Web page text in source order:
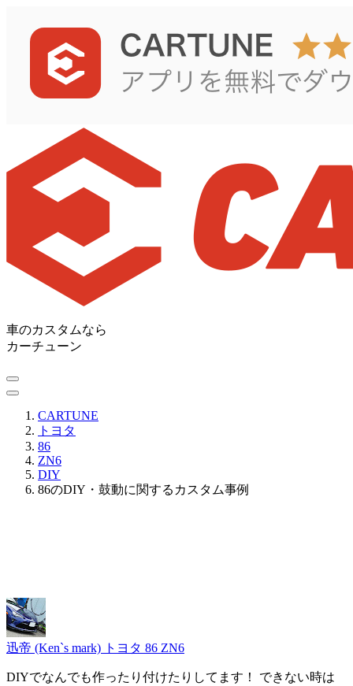
車のカスタムなら
カーチューン
CARTUNE
トヨタ
86
ZN6
DIY
86のDIY・鼓動に関するカスタム事例
迅帝 (Ken`s mark) トヨタ 86 ZN6
DIYでなんでも作ったり付けたりしてます！ できない時は